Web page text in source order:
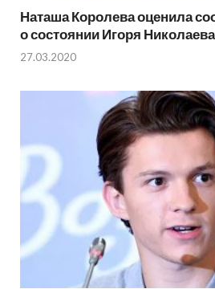
Наташа Королева оценила
о состоянии Игоря Николаева
27.03.2020